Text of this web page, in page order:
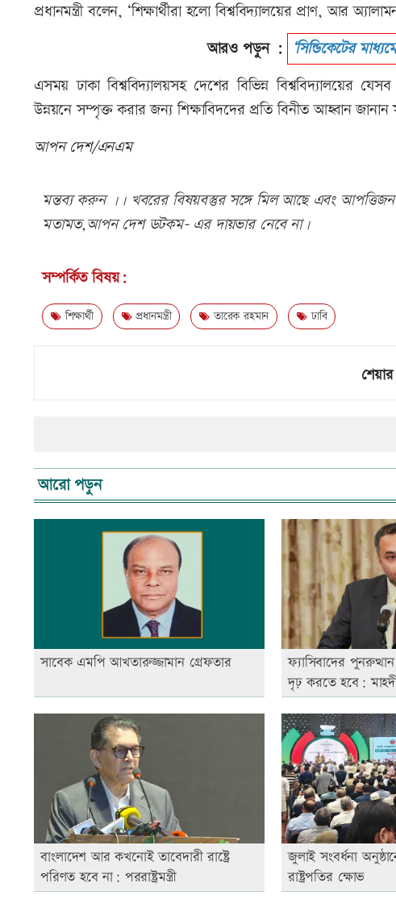
প্রধানমন্ত্রী বলেন, ‘শিক্ষার্থীরা হলো বিশ্ববিদ্যালয়ের প্রাণ, আর
আরও পড়ুন : ‘সিন্ডিকেটের
এসময় ঢাকা বিশ্ববিদ্যালয়সহ দেশের বিভিন্ন বিশ্ববিদ্যালয়ের
উন্নয়নে সম্পৃক্ত করার জন্য শিক্ষাবিদদের প্রতি বিনীত আহ্বান জানান
আপন দেশ/এনএম
মন্তব্য করুন ।। খবরের বিষয়বস্তুর সঙ্গে মিল আছে এবং
মতামত,আপন দেশ ডটকম- এর দায়ভার নেবে না।
সম্পর্কিত বিষয়:
শিক্ষার্থী প্রধানমন্ত্রী তারেক রহমান ঢাবি
আরো পড়ুন
সাবেক এমপি আখতারুজ্জামান গ্রেফতার
ফ্যাসিবাদের
দৃঢ় করতে হবে:
বাংলাদেশ আর কখনোই তাবেদারী রাষ্ট্রে
পরিণত হবে না: পররাষ্ট্রমন্ত্রী
জুলাই সংবর্ধনা
রাষ্ট্রপতির ক্ষোভ